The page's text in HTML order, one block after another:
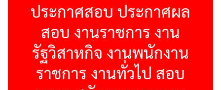
ประกาศสอบ ประกาศผล
สอบ งานราชการ งาน
รัฐวิสาหกิจ งานพนักงาน
ราชการ งานทั่วไป สอบ